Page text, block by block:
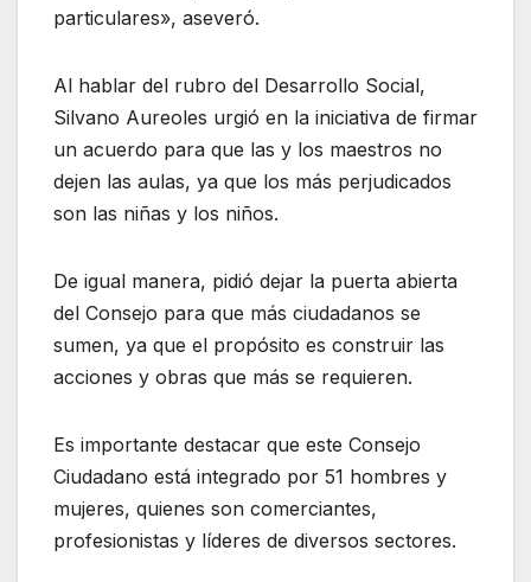
particulares», aseveró.
Al hablar del rubro del Desarrollo Social,
Silvano Aureoles urgió en la iniciativa de firmar
un acuerdo para que las y los maestros no
dejen las aulas, ya que los más perjudicados
son las niñas y los niños.
De igual manera, pidió dejar la puerta abierta
del Consejo para que más ciudadanos se
sumen, ya que el propósito es construir las
acciones y obras que más se requieren.
Es importante destacar que este Consejo
Ciudadano está integrado por 51 hombres y
mujeres, quienes son comerciantes,
profesionistas y líderes de diversos sectores.